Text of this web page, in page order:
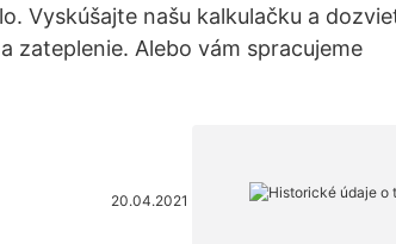
Vyskúšajte našu kalkulačku a
zateplenie. Alebo vám spracujeme
20.04.2021